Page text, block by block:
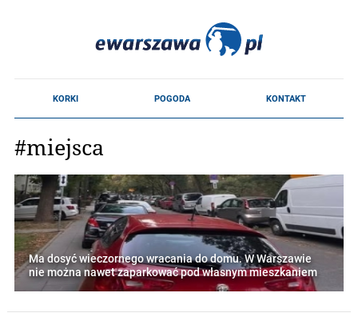
#miejsca
Ma dosyć wieczornego wracania do domu. W Warszawie
nie można nawet zaparkować pod własnym mieszkaniem